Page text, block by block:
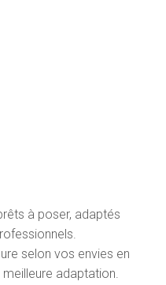
à poser, adaptés
selon vos envies en
adaptation.